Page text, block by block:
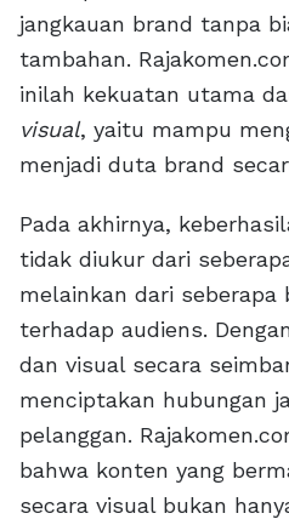
jangkauan brand tanpa
tambahan.
inilah kekuatan utama
visual, yaitu mampu
menjadi duta brand
Pada akhirnya,
tidak diukur dari
melainkan dari seberapa
terhadap audiens.
dan visual secara
menciptakan hubungan
pelanggan.
bahwa konten yang
secara visual bukan